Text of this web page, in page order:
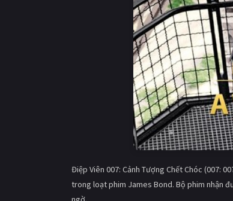
Điệp Viên 007: Cảnh Tượng Chết Chóc (007:
trong loạt phim James Bond. Bộ phim nhận